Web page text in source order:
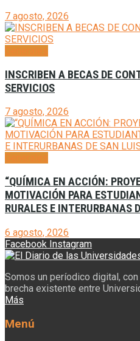
7 agosto, 2026
INSCRIBEN A BECAS DE
SERVICIOS
7 agosto, 2026
“QUÍMICA EN ACCIÓN:
MOTIVACIÓN PARA
RURALES E INTERURBANAS
6 agosto, 2026
Facebook Instagram
Somos un períodico digital,
brecha existente entre
Más
Menú